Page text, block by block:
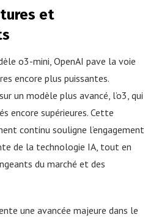
et
o3-mini, OpenAI pave la voie
encore plus puissantes.
un modèle plus avancé, l’o3, qui
encore supérieures. Cette
continu souligne l’engagement
de la technologie IA, tout en
du marché et des
une avancée majeure dans le